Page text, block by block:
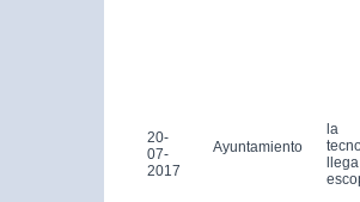
20-
07-
2017
Ayuntamiento
la